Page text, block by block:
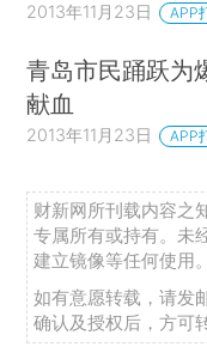
2013年11月23日 APP
青岛市民踊跃为
献血
2013年11月23日 APP
财新网所刊载内容之
专属所有或持有。未
建立镜像等任何使用。
如有意愿转载，请发
确认及授权后，方可